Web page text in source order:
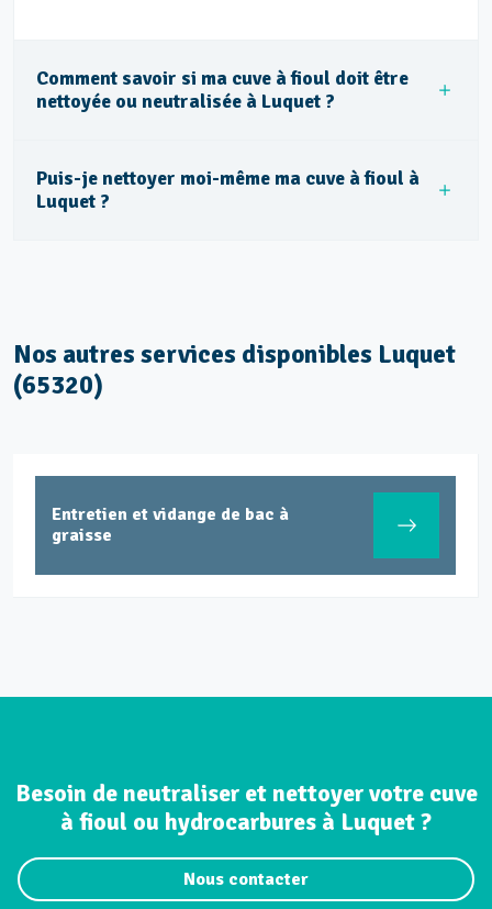
Comment savoir si ma cuve à fioul doit être
nettoyée ou neutralisée à Luquet ?
Puis-je nettoyer moi-même ma cuve à fioul à
Luquet ?
Nos autres services disponibles Luquet
(65320)
Entretien et vidange de bac à
graisse
Besoin de neutraliser et nettoyer votre cuve
à fioul ou hydrocarbures à Luquet ?
Nous contacter